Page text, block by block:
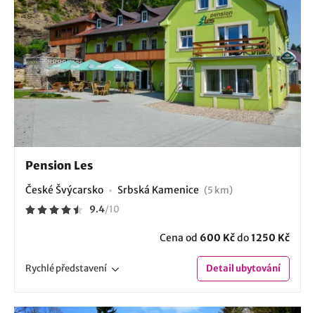
Pension Les
České Švýcarsko Srbská Kamenice (5 km)
9.4/10
Cena od 600 Kčdo1250 Kč
Rychlépředstavení Detailubytování